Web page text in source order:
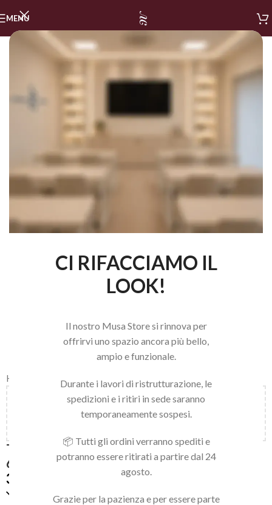
CI RIFACCIAMO IL
LOOK!
Il nostro Musa Store si rinnova per
offrirvi uno spazio ancora più bello,
ampio e funzionale.
Durante i lavori di ristrutturazione, le
spedizioni e i ritiri in sede saranno
temporaneamente sospesi.
📦 Tutti gli ordini verranno spediti e
potranno essere ritirati a partire dal 24
agosto.
Grazie per la pazienza e per essere parte
MENU
Home STALEKS TRONCHESINE
150,00€al carrello e ottieni la spedizione
TRONCHESINA PER UNGHIE INCARNITE
61/16
36,00